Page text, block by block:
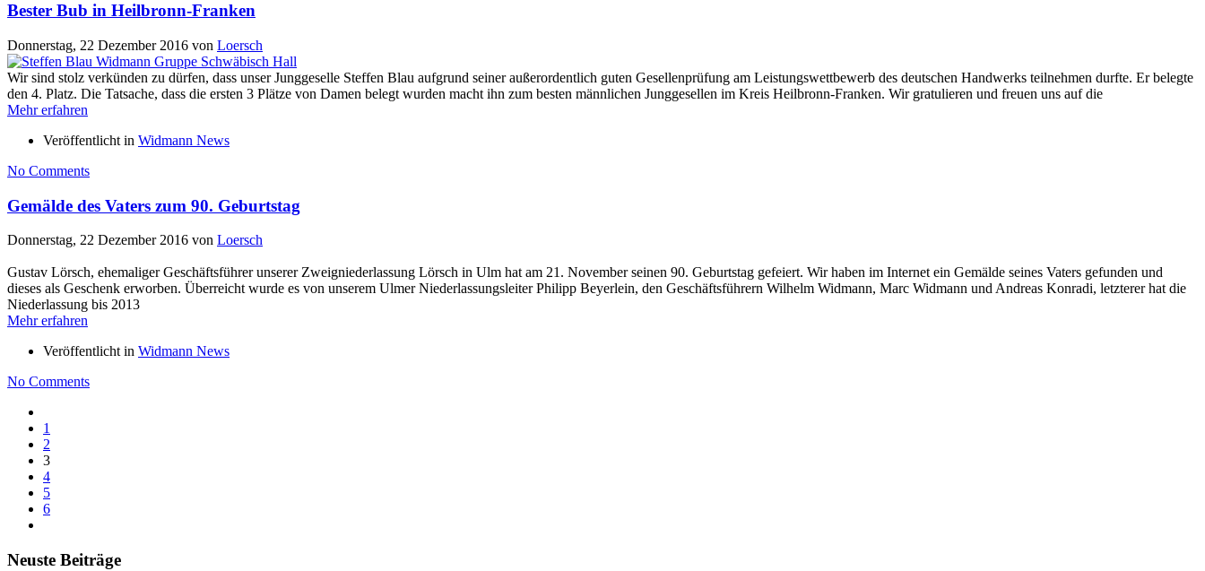
Bester Bub in Heilbronn-Franken
Donnerstag, 22 Dezember 2016 von Loersch
Wir sind stolz verkünden zu dürfen, dass unser Junggeselle Steffen Blau aufgrund seiner außerordentlich guten Gesellenprüfung am Leistungswettbewerb des deutschen Handwerks teilnehmen durfte. Er belegte
den 4. Platz. Die Tatsache, dass die ersten 3 Plätze von Damen belegt wurden macht ihn zum besten männlichen Junggesellen im Kreis Heilbronn-Franken. Wir gratulieren und freuen uns auf die
Mehr erfahren
Veröffentlicht in Widmann News
No Comments
Gemälde des Vaters zum 90. Geburtstag
Donnerstag, 22 Dezember 2016 von Loersch
Gustav Lörsch, ehemaliger Geschäftsführer unserer Zweigniederlassung Lörsch in Ulm hat am 21. November seinen 90. Geburtstag gefeiert. Wir haben im Internet ein Gemälde seines Vaters gefunden und
dieses als Geschenk erworben. Überreicht wurde es von unserem Ulmer Niederlassungsleiter Philipp Beyerlein, den Geschäftsführern Wilhelm Widmann, Marc Widmann und Andreas Konradi, letzterer hat die
Niederlassung bis 2013
Mehr erfahren
Veröffentlicht in Widmann News
No Comments
1
2
3
4
5
6
Neuste Beiträge